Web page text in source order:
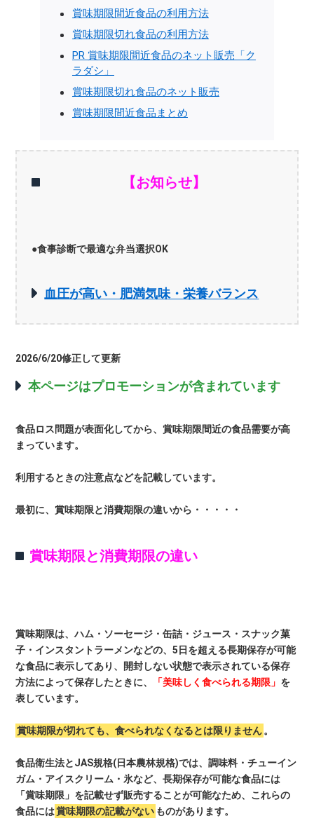
賞味期限間近食品の利用方法
賞味期限切れ食品の利用方法
PR 賞味期限間近食品のネット販売「ク
ラダシ」
賞味期限切れ食品のネット販売
賞味期限間近食品まとめ
【お知らせ】
●食事診断で最適な弁当選択OK
血圧が高い・肥満気味・栄養バランス
2026/6/20修正して更新
本ページはプロモーションが含まれています
食品ロス問題が表面化してから、賞味期限間近の食品需要が高
まっています。
利用するときの注意点などを記載しています。
最初に、賞味期限と消費期限の違いから・・・・・
賞味期限と消費期限の違い
賞味期限は、ハム・ソーセージ・缶詰・ジュース・スナック菓
子・インスタントラーメンなどの、5日を超える長期保存が可能
な食品に表示してあり、開封しない状態で表示されている保存
方法によって保存したときに、
「美味しく食べられる期限」 を
表しています。
賞味期限が切れても、食べられなくなるとは限りません。
食品衛生法とJAS規格(日本農林規格)では、調味料・チューイン
ガム・アイスクリーム・氷など、長期保存が可能な食品には
「賞味期限」を記載せず販売することが可能なため、これらの
食品には賞味期限の記載がない ものがあります。